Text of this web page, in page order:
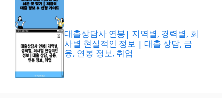
대출상담사 연봉| 지역별, 경력별, 회
사별 현실적인 정보 | 대출 상담, 금
융, 연봉 정보, 취업